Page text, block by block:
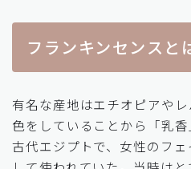
フランキンセンスと
有名な産地はエチオピアや
色をしていることから「乳香
古代エジプトで、女性のフ